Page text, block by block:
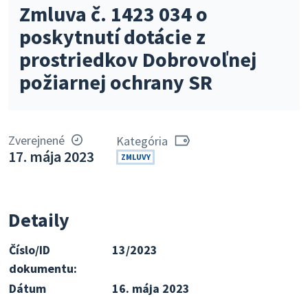
Zmluva č. 1423 034 o
poskytnutí dotácie z
prostriedkov Dobrovoľnej
požiarnej ochrany SR
Zverejnené
17. mája 2023
Kategória
ZMLUVY
Detaily
Číslo/ID
dokumentu:
13/2023
Dátum
16. mája 2023